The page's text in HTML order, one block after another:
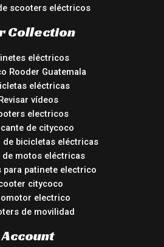
scooters eléctricos
Collection
eléctricos
Rooder Guatemala
eléctricas
Revisar vídeos
electricos
de citycoco
de bicicletas eléctricas
de motos eléctricas
para patinete electrico
citycoco
electrico
de movilidad
Account